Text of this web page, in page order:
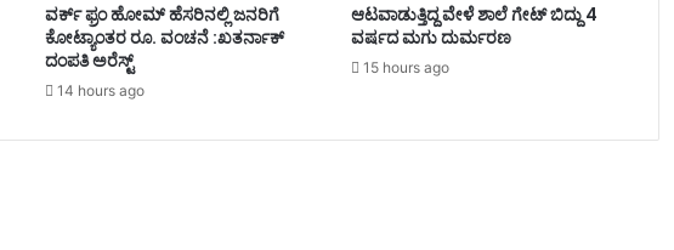
ವರ್ಕ್ ಫ್ರಂ ಹೋಮ್ ಹೆಸರಿನಲ್ಲಿ ಜನರಿಗೆ
ಕೋಟ್ಯಾಂತರ ರೂ. ವಂಚನೆ :ಖತರ್ನಾಕ್
ದಂಪತಿ ಅರೆಸ್ಟ್
14 hours ago
ಆಟವಾಡುತ್ತಿದ್ದ ವೇಳೆ ಶಾಲೆ ಗೇಟ್ ಬಿದ್ದು 4
ವರ್ಷದ ಮಗು ದುರ್ಮರಣ
15 hours ago